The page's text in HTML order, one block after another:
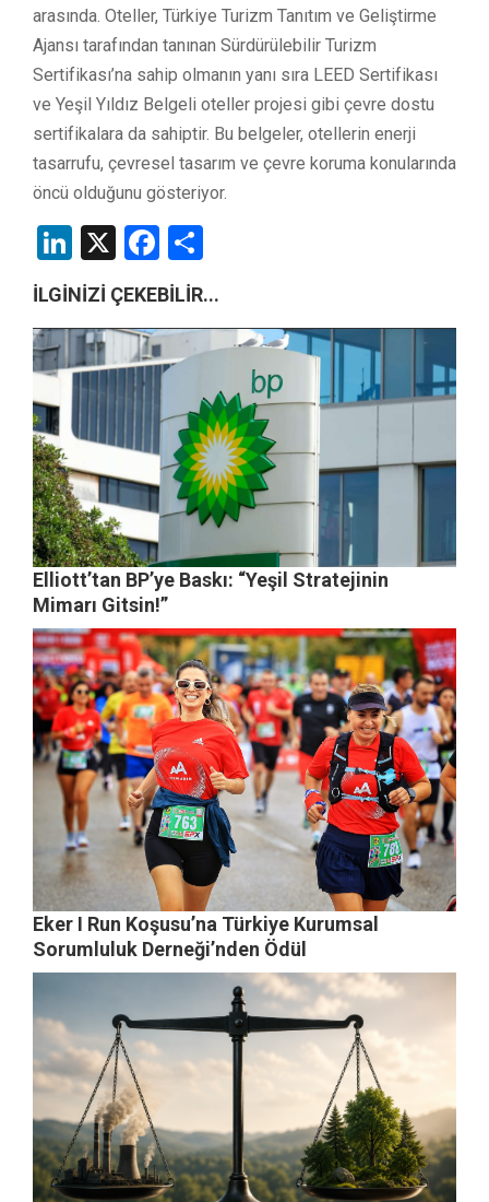
arasında. Oteller, Türkiye Turizm Tanıtım ve Geliştirme
Ajansı tarafından tanınan Sürdürülebilir Turizm
Sertifikası’na sahip olmanın yanı sıra LEED Sertifikası
ve Yeşil Yıldız Belgeli oteller projesi gibi çevre dostu
sertifikalara da sahiptir. Bu belgeler, otellerin enerji
tasarrufu, çevresel tasarım ve çevre koruma konularında
öncü olduğunu gösteriyor.
LinkedIn
X Facebook
İLGİNİZİ ÇEKEBİLİR...
Elliott’tan BP’ye Baskı: “Yeşil Stratejinin
Mimarı Gitsin!”
Eker I Run Koşusu’na Türkiye Kurumsal
Sorumluluk Derneği’nden Ödül